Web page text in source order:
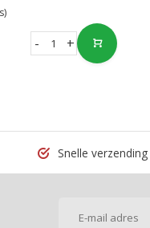
+
-
Snelle verzending